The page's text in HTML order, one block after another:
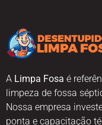
A Limpa Fosa é
limpeza de fossa
Nossa empresa
ponta e capacitação